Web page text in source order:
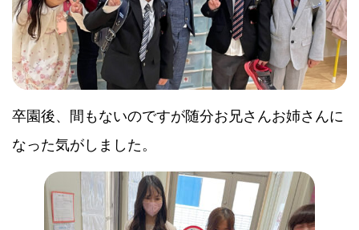
卒園後、間もないのですが随分お兄さんお姉さんに
なった気がしました。